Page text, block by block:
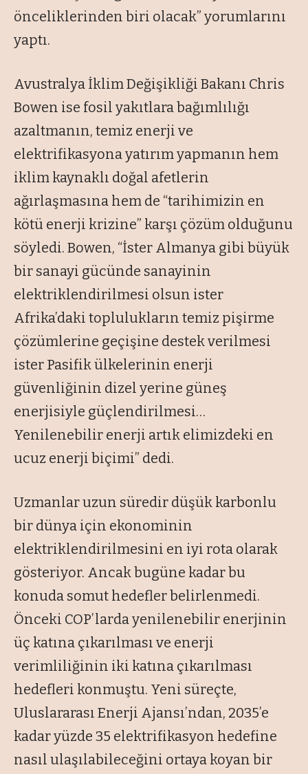
önceliklerinden biri olacak” yorumlarını
yaptı.
Avustralya İklim Değişikliği Bakanı Chris
Bowen ise fosil yakıtlara bağımlılığı
azaltmanın, temiz enerji ve
elektrifikasyona yatırım yapmanın hem
iklim kaynaklı doğal afetlerin
ağırlaşmasına hem de “tarihimizin en
kötü enerji krizine” karşı çözüm olduğunu
söyledi. Bowen, “İster Almanya gibi büyük
bir sanayi gücünde sanayinin
elektriklendirilmesi olsun ister
Afrika’daki toplulukların temiz pişirme
çözümlerine geçişine destek verilmesi
ister Pasifik ülkelerinin enerji
güvenliğinin dizel yerine güneş
enerjisiyle güçlendirilmesi…
Yenilenebilir enerji artık elimizdeki en
ucuz enerji biçimi” dedi.
Uzmanlar uzun süredir düşük karbonlu
bir dünya için ekonominin
elektriklendirilmesini en iyi rota olarak
gösteriyor. Ancak bugüne kadar bu
konuda somut hedefler belirlenmedi.
Önceki COP’larda yenilenebilir enerjinin
üç katına çıkarılması ve enerji
verimliliğinin iki katına çıkarılması
hedefleri konmuştu. Yeni süreçte,
Uluslararası Enerji Ajansı’ndan, 2035’e
kadar yüzde 35 elektrifikasyon hedefine
nasıl ulaşılabileceğini ortaya koyan bir